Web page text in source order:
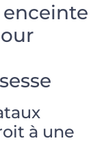
à une